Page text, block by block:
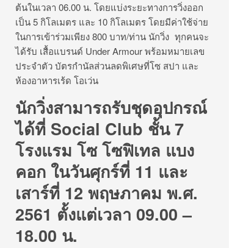
ต้นในเวลา 06.00 น. โดยแบ่งระยะทางการวิ่งออก
เป็น 5 กิโลเมตร และ 10 กิโลเมตร โดยมีค่าใช้จ่าย
ในการเข้าร่วมเพียง 800 บาท/ท่าน นักวิ่ง ทุกคนจะ
ได้รับ เสื้อแบรนด์ Under Armour พร้อมหมายเลข
ประจำตัว บัตรกำนัลส่วนลดพิเศษที่โซ สปา และ
ห้องอาหารเร้ด โอเว่น
นักวิ่งสามารถรับชุดอุปกรณ์
ได้ที่ Social Club ชั้น 7
โรงแรม โซ โซฟิเทล แบง
คอก ในวันศุกร์ที่ 11 และ
เสาร์ที่ 12 พฤษภาคม พ.ศ.
2561 ตั้งแต่เวลา 09.00 –
18.00 น.